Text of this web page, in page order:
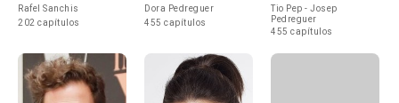
Rafel Sanchis
202 capítulos
Dora Pedreguer
455 capítulos
Tio Pep - Josep
Pedreguer
455 capítulos